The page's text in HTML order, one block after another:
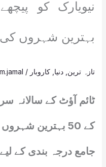
بہترین شہروں
تازہ ترین دنیا کاروبار /
کے 50 بہترین
جامع درجہ بندی کے